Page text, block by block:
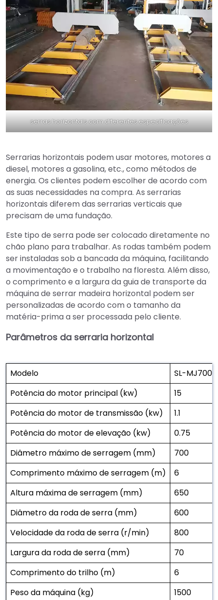
serras horizontais com diferentes especificações
Serrarias horizontais podem usar motores, motores a
diesel, motores a gasolina, etc., como métodos de
energia. Os clientes podem escolher de acordo com
as suas necessidades na compra. As serrarias
horizontais diferem das serrarias verticais que
precisam de uma fundação.
Este tipo de serra pode ser colocado diretamente no
chão plano para trabalhar. As rodas também podem
ser instaladas sob a bancada da máquina, facilitando
a movimentação e o trabalho na floresta. Além disso,
o comprimento e a largura da guia de transporte da
máquina de serrar madeira horizontal podem ser
personalizadas de acordo com o tamanho da
matéria-prima a ser processada pelo cliente.
Parâmetros da serraria horizontal
Modelo
SL-MJ700
Potência do motor principal (kw)
15
Potência do motor de transmissão (kw)
1.1
Potência do motor de elevação (kw)
0.75
Diâmetro máximo de serragem (mm)
700
Comprimento máximo de serragem (m)
6
Altura máxima de serragem (mm)
650
Diâmetro da roda de serra (mm)
600
Velocidade da roda de serra (r/min)
800
Largura da roda de serra (mm)
70
Comprimento do trilho (m)
6
Peso da máquina (kg)
1500